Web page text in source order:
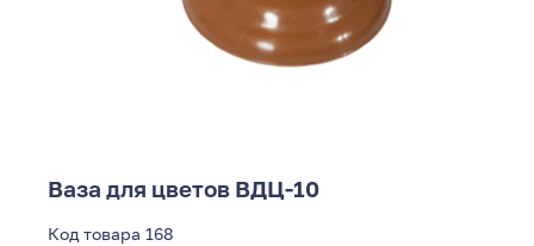
Ваза для цветов ВДЦ-10
Код товара 168